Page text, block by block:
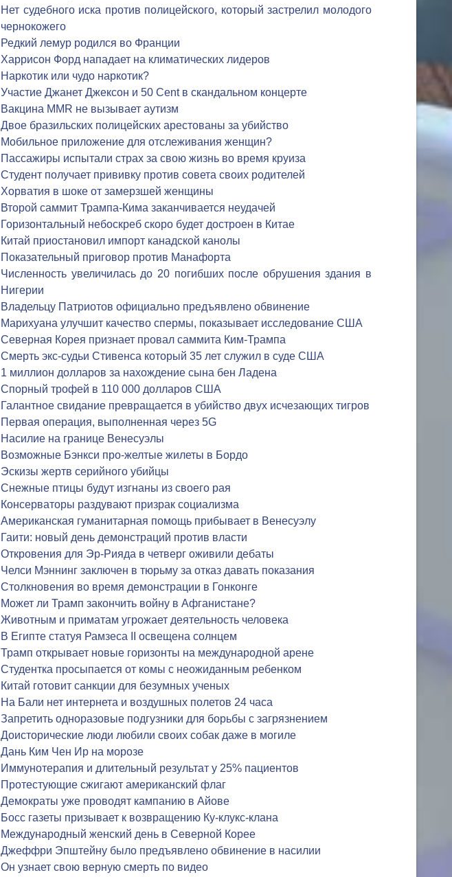
Нет судебного иска против полицейского, который застрелил молодого
чернокожего
Редкий лемур родился во Франции
Харрисон Форд нападает на климатических лидеров
Наркотик или чудо наркотик?
Участие Джанет Джексон и 50 Cent в скандальном концерте
Вакцина MMR не вызывает аутизм
Двое бразильских полицейских арестованы за убийство
Мобильное приложение для отслеживания женщин?
Пассажиры испытали страх за свою жизнь во время круиза
Студент получает прививку против совета своих родителей
Хорватия в шоке от замерзшей женщины
Второй саммит Трампа-Кима заканчивается неудачей
Горизонтальный небоскреб скоро будет достроен в Китае
Китай приостановил импорт канадской канолы
Показательный приговор против Манафорта
Численность увеличилась до 20 погибших после обрушения здания в
Нигерии
Владельцу Патриотов официально предъявлено обвинение
Марихуана улучшит качество спермы, показывает исследование США
Северная Корея признает провал саммита Ким-Трампа
Смерть экс-судьи Стивенса который 35 лет служил в суде США
1 миллион долларов за нахождение сына бен Ладена
Спорный трофей в 110 000 долларов США
Галантное свидание превращается в убийство двух исчезающих тигров
Первая операция, выполненная через 5G
Насилие на границе Венесуэлы
Возможные Бэнкси про-желтые жилеты в Бордо
Эскизы жертв серийного убийцы
Снежные птицы будут изгнаны из своего рая
Консерваторы раздувают призрак социализма
Американская гуманитарная помощь прибывает в Венесуэлу
Гаити: новый день демонстраций против власти
Откровения для Эр-Рияда в четверг оживили дебаты
Челси Мэннинг заключен в тюрьму за отказ давать показания
Столкновения во время демонстрации в Гонконге
Может ли Трамп закончить войну в Афганистане?
Животным и приматам угрожает деятельность человека
В Египте статуя Рамзеса II освещена солнцем
Трамп открывает новые горизонты на международной арене
Студентка просыпается от комы с неожиданным ребенком
Китай готовит санкции для безумных ученых
На Бали нет интернета и воздушных полетов 24 часа
Запретить одноразовые подгузники для борьбы с загрязнением
Доисторические люди любили своих собак даже в могиле
Дань Ким Чен Ир на морозе
Иммунотерапия и длительный результат у 25% пациентов
Протестующие сжигают американский флаг
Демократы уже проводят кампанию в Айове
Босс газеты призывает к возвращению Ку-клукс-клана
Международный женский день в Северной Корее
Джеффри Эпштейну было предъявлено обвинение в насилии
Он узнает свою верную смерть по видео